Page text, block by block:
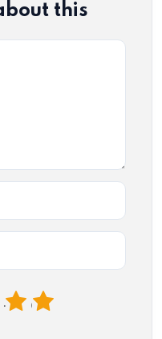
this
5